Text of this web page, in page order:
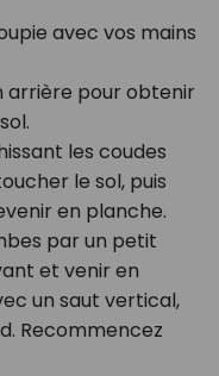
avec vos mains
arrière pour obtenir
les coudes
le sol, puis
en planche.
par un petit
et venir en
un saut vertical,
Recommencez